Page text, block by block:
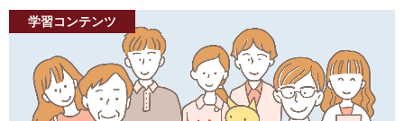
学習コンテンツ